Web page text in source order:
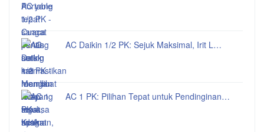
AC Daikin 1/2 PK: Sejuk Maksimal, Irit L…
AC 1 PK: Pilihan Tepat untuk Pendinginan…